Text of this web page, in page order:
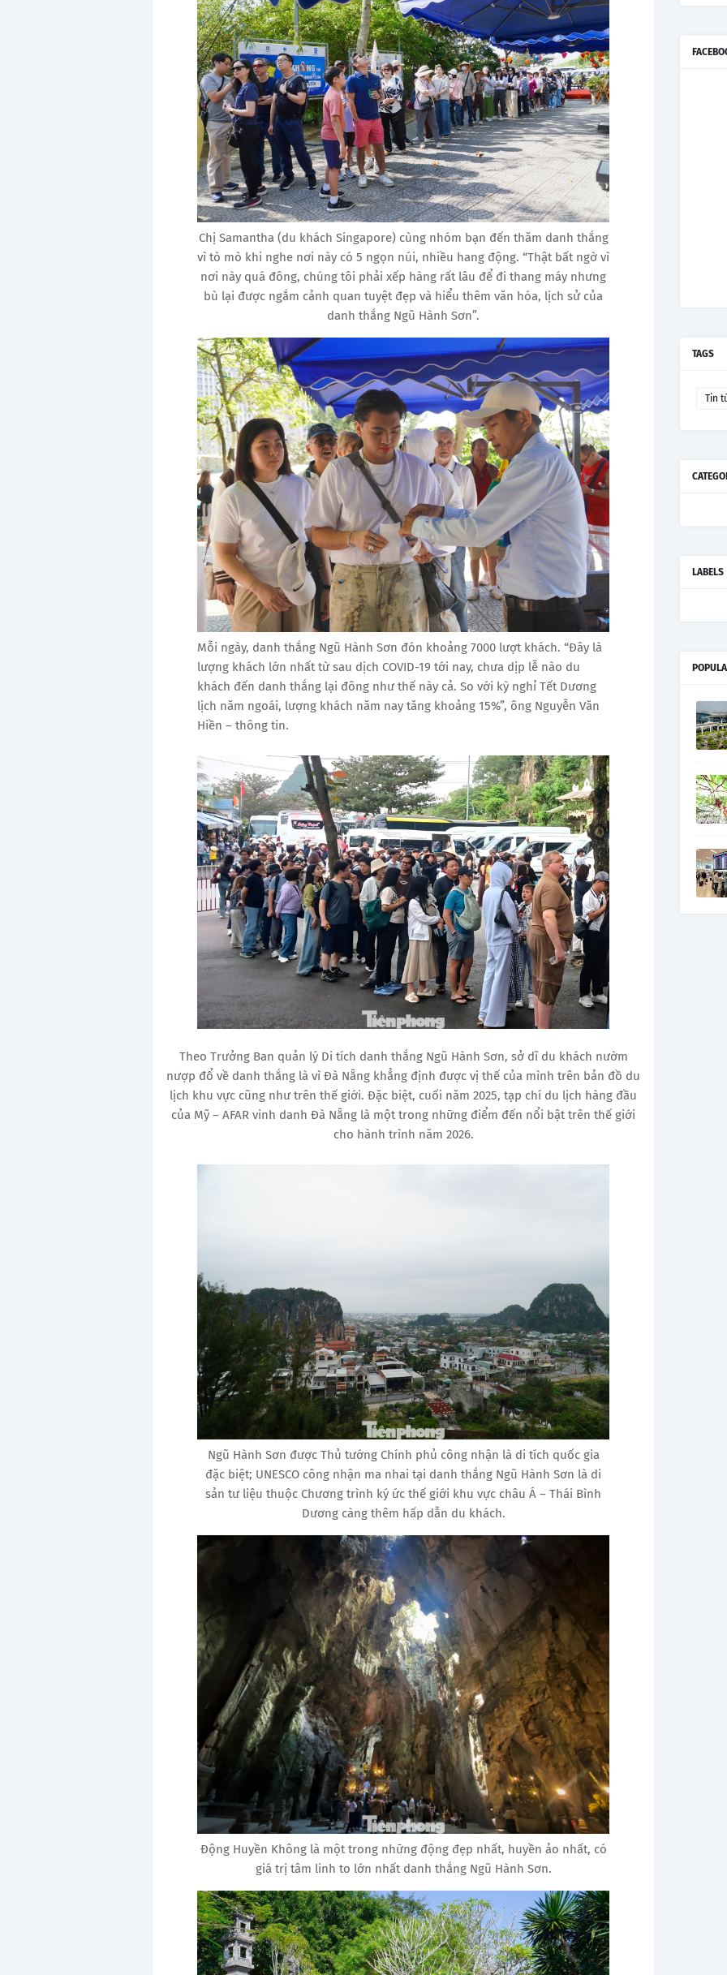
Chị Samantha (du khách Singapore) cùng nhóm bạn đến thăm danh thắng
vì tò mò khi nghe nơi này có 5 ngọn núi, nhiều hang động. “Thật bất ngờ vì
nơi này quá đông, chúng tôi phải xếp hàng rất lâu để đi thang máy nhưng
bù lại được ngắm cảnh quan tuyệt đẹp và hiểu thêm văn hóa, lịch sử của
danh thắng Ngũ Hành Sơn”.
Mỗi ngày, danh thắng Ngũ Hành Sơn đón khoảng 7000 lượt khách. “Đây là
lượng khách lớn nhất từ sau dịch COVID-19 tới nay, chưa dịp lễ nào du
khách đến danh thắng lại đông như thế này cả. So với kỳ nghỉ Tết Dương
lịch năm ngoái, lượng khách năm nay tăng khoảng 15%”, ông Nguyễn Văn
Hiền – thông tin.
Theo Trưởng Ban quản lý Di tích danh thắng Ngũ Hành Sơn, sở dĩ du khách nườm
nượp đổ về danh thắng là vì Đà Nẵng khẳng định được vị thế của mình trên bản đồ du
lịch khu vực cũng như trên thế giới. Đặc biệt, cuối năm 2025, tạp chí du lịch hàng đầu
của Mỹ – AFAR vinh danh Đà Nẵng là một trong những điểm đến nổi bật trên thế giới
cho hành trình năm 2026.
Ngũ Hành Sơn được Thủ tướng Chính phủ công nhận là di tích quốc gia
đặc biệt; UNESCO công nhận ma nhai tại danh thắng Ngũ Hành Sơn là di
sản tư liệu thuộc Chương trình ký ức thế giới khu vực châu Á – Thái Bình
Dương càng thêm hấp dẫn du khách.
Động Huyền Không là một trong những động đẹp nhất, huyền ảo nhất, có
giá trị tâm linh to lớn nhất danh thắng Ngũ Hành Sơn.
TAGS
Tin
LABELS